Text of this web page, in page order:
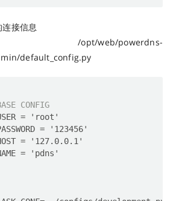
接信息
web/powerdns-
default_config.py
CONFIG